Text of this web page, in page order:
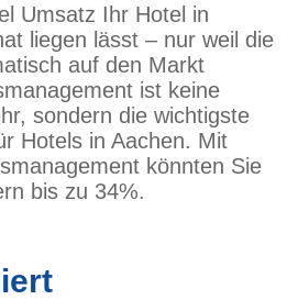
Umsatz Ihr Hotel in
liegen lässt – nur weil die
auf den Markt
ist keine
sondern die wichtigste
Hotels in Aachen. Mit
könnten Sie
bis zu 34%.